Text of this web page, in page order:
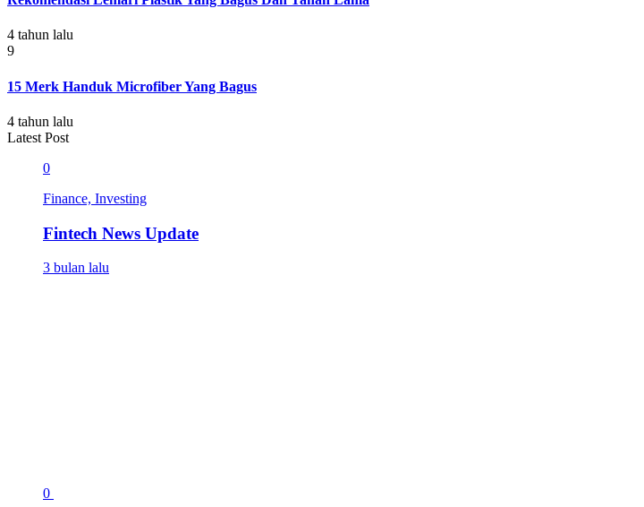
4 tahun lalu
9
15 Merk Handuk Microfiber Yang Bagus
4 tahun lalu
Latest Post
0
Finance, Investing
Fintech News Update
3 bulan lalu
0